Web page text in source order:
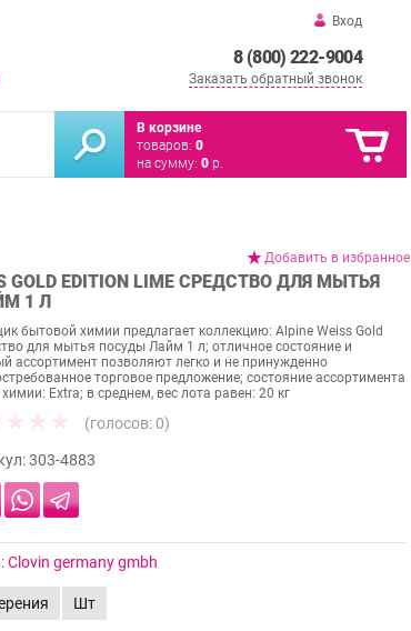
Вход
8 (800) 222-9004
Заказать обратный звонок
В корзине
товаров: 0
на сумму: 0 р.
Добавить в избранное
GOLD EDITION LIME СРЕДСТВО ДЛЯ МЫТЬЯ
1 Л
бытовой химии предлагает коллекцию: Alpine Weiss Gold
для мытья посуды Лайм 1 л; отличное состояние и
ассортимент позволяют легко и не принужденно
торговое предложение; состояние ассортимента
Extra; в среднем, вес лота равен: 20 кг
(голосов: 0)
303-4883
Clovin germany gmbh
Шт